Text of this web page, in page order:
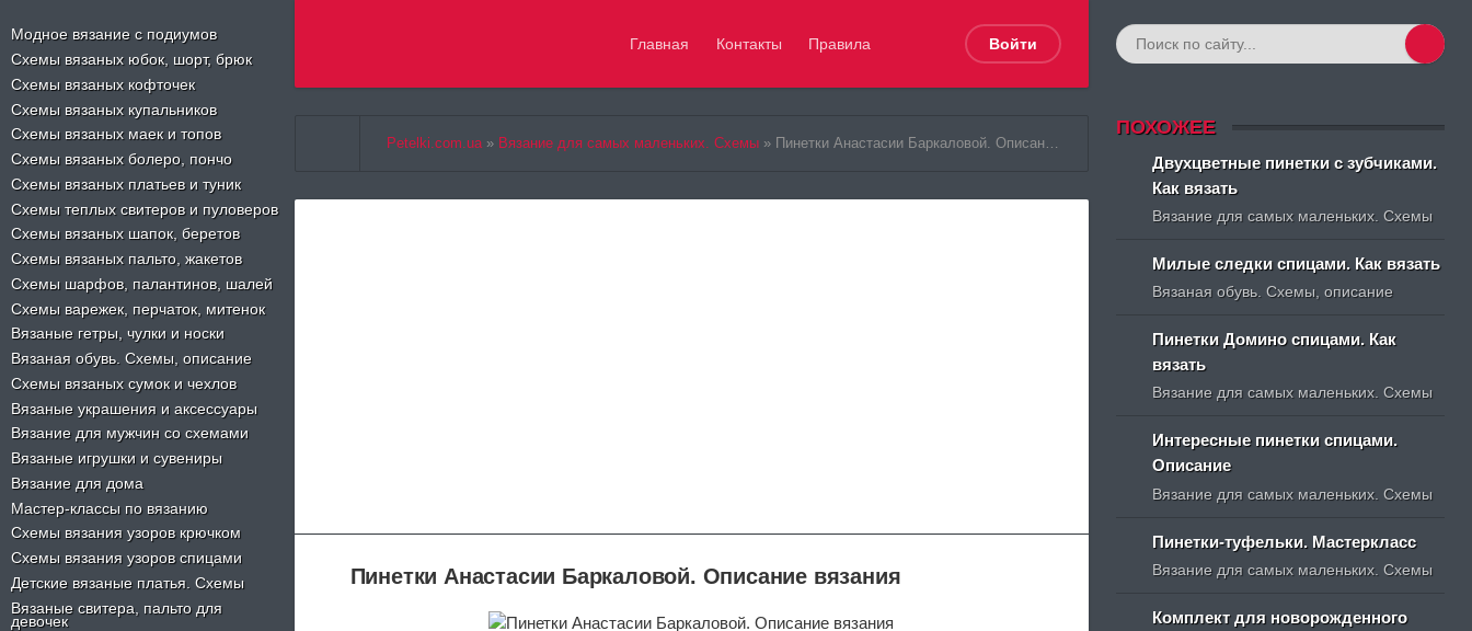
Главная Контакты Правила Войти
Модное вязание с подиумов
Схемы вязаных юбок, шорт, брюк
Схемы вязаных кофточек
Схемы вязаных купальников
Схемы вязаных маек и топов
Схемы вязаных болеро, пончо
Схемы вязаных платьев и туник
Схемы теплых свитеров и пуловеров
Схемы вязаных шапок, беретов
Схемы вязаных пальто, жакетов
Схемы шарфов, палантинов, шалей
Схемы варежек, перчаток, митенок
Вязаные гетры, чулки и носки
Вязаная обувь. Схемы, описание
Схемы вязаных сумок и чехлов
Вязаные украшения и аксессуары
Вязание для мужчин со схемами
Вязаные игрушки и сувениры
Вязание для дома
Мастер-классы по вязанию
Схемы вязания узоров крючком
Схемы вязания узоров спицами
Детские вязаные платья. Схемы
Вязаные свитера, пальто для
девочек
Petelki.com.ua» Вязание для самых маленьких. Схемы» Пинетки Анастасии Баркаловой. Описание вязания
Пинетки Анастасии Баркаловой. Описание вязания
ПОХОЖЕЕ
Двухцветные пинетки с зубчиками.
Как вязать
Вязание для самых маленьких. Схемы
Милые следки спицами. Как вязать
Вязаная обувь. Схемы, описание
Пинетки Домино спицами. Как
вязать
Вязание для самых маленьких. Схемы
Интересные пинетки спицами.
Описание
Вязание для самых маленьких. Схемы
Пинетки-туфельки. Мастеркласс
Вязание для самых маленьких. Схемы
Комплект для новорожденного